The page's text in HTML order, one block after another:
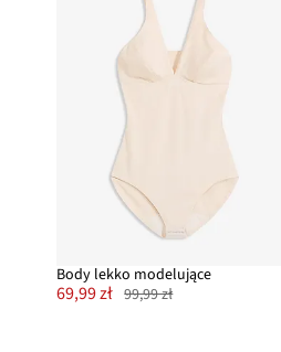
Body lekko modelujące
69,99 zł 99,99 zł